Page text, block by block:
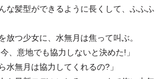
な髪型ができるように長くして、ふふふ
つ少女に、水無月は焦って叫ぶ。
、意地でも協力しないと決めた!」
水無月は協力してくれるの?」